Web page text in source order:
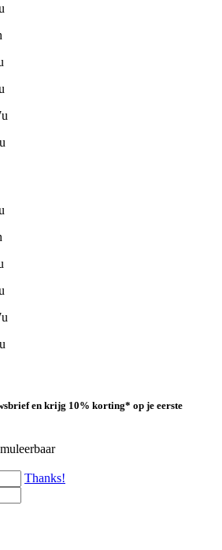
en krijg 10% korting* op je eerste
Thanks!